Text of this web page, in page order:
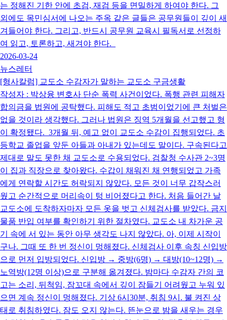
는 정해진 기한 안에 초검, 재검 등을 면밀하게 하여야 한다. 그
외에도 목민심서에 나오는 주옥 같은 글들은 공무원들이 깊이 새
겨들어야 한다. 그리고, 반드시 공무원 교육시 필독서로 선정하
여 읽고, 토론하고, 새겨야 한다.
2026-03-24
뉴스레터
[형사칼럼] 교도소 수감자가 말하는 교도소 구금생활
작성자 : 박상융 변호사 단순 폭력 사건이었다. 폭행 관련 피해자
합의금을 법원에 공탁했다. 피해도 적고 초범이었기에 큰 처벌은
없을 것이라 생각했다. 그러나 법원은 징역 5개월을 선고했고 형
이 확정됐다. 3개월 뒤, 예고 없이 교도소 수감이 집행되었다. 초
등학교 졸업을 앞둔 아들과 아내가 있는데도 말이다. 구속된다고
제대로 말도 못한 채 교도소로 수용되었다. 검찰청 수사관 2~3명
이 집과 직장으로 찾아왔다. 수갑이 채워진 채 연행되었고 가족
에게 연락할 시간도 허락되지 않았다. 모든 것이 너무 갑작스러
웠고 순간적으로 머리속이 텅 비어졌다고 한다. 처음 들어간 날
교도소에 도착하자마자 모든 옷을 벗고 신체검사를 받았다. 금지
물품 반입 여부를 확인하기 위한 절차였다. 교도소 내 차가운 공
기 속에 서 있는 동안 아무 생각도 나지 않았다. 아, 이제 시작이
구나. 그때 또 한 번 정신이 멍해졌다. 신체검사 이후 속칭 신입방
으로 먼저 입방되었다. 신입방 → 중방(6명) → 대방(10~12명) →
노역방(12명 이상)으로 구분해 옮겨졌다. 밤마다 수감자 간의 코
고는 소리, 뒤척임, 잠꼬대 속에서 깊이 잠들기 어려웠고 누워 있
으면 계속 정신이 멍해졌다. 기상 6시30분, 취침 9시. 불 켜진 상
태로 취침하였다. 잠도 오지 않는다. 뜬눈으로 밤을 새우는 경우